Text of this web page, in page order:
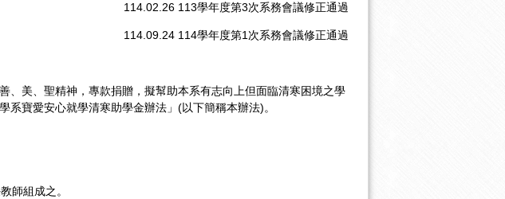
114.02.26 113學年度第3次系務會議修正通過
114.09.24 114學年度第1次系務會議修正通過
、美、聖精神，專款捐贈，擬幫助本系有志向上但面臨清寒困境之學
系寶愛安心就學清寒助學金辦法」(以下簡稱本辦法)。
師組成之。